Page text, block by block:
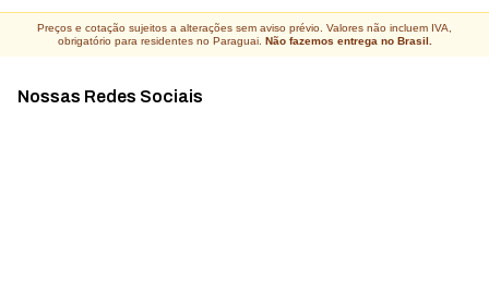
Nossas Redes Sociais
Preços e cotação sujeitos a alterações sem aviso prévio. Valores não incluem IVA,
obrigatório para residentes no Paraguai. Não fazemos entrega no Brasil.